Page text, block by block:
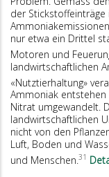
der
nur etwa ein Drittel
Motoren und
landwirtschaftlichen
«Nutztierhaltung»
Ammoniak
Nitrat umgewandelt.
landwirtschaftlichen
nicht von den
Luft, Boden und
und Menschen.31